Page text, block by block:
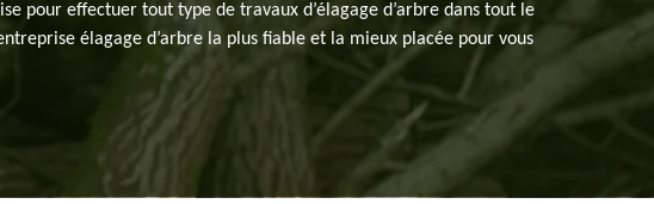
pour effectuer tout type de travaux d’élagage d’arbre dans tout le
élagage d’arbre la plus fiable et la mieux placée pour vous